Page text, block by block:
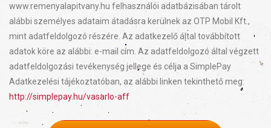
www.remenyalapitvany.hu felhasználói adatbázisában tárolt
alábbi személyes adataim átadásra kerülnek az OTP Mobil Kft.,
mint adatfeldolgozó részére. Az adatkezelő által továbbított
adatok köre az alábbi: e-mail cím. Az adatfeldolgozó által végzett
adatfeldolgozási tevékenység jellege és célja a SimplePay
Adatkezelési tájékoztatóban, az alábbi linken tekinthető meg:
http://simplepay.hu/vasarlo-aff